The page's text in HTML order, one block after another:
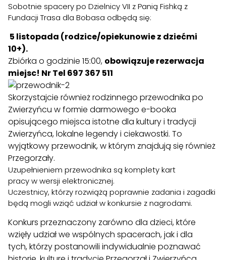
Sobotnie spacery po Dzielnicy VII z Panią Fishką z
Fundacji Trasa dla Bobasa odbędą się:
5 listopada (rodzice/opiekunowie z dziećmi
10+).
Zbiórka o godzinie 15:00, obowiązuje rezerwacja
miejsc! Nr Tel 697 367 511
Skorzystajcie równieżrodzinnego przewodnika po
Zwierzyńcu w formie darmowego e-booka
opisującego miejsca istotne dla kultury i tradycji
Zwierzyńca, lokalne legendy i ciekawostki. To
wyjątkowy przewodnik, w którym znajdują się również
Przegorzały.
Uzupełnieniem przewodnika są komplety kart
pracyw wersji elektronicznej.
Uczestnicy, którzy rozwiążą poprawnie zadania i zagadki
będą mogli wziąć udział wkonkursie z nagrodami.
Konkurs przeznaczony zarówno dla dzieci, które
wzięły udział we wspólnych spacerach, jak i dla
tych, którzy postanowili indywidualnie poznawać